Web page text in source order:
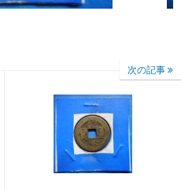
次の記事